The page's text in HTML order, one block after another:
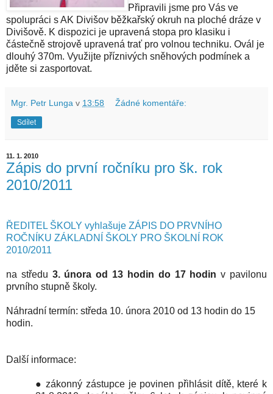
Připravili jsme pro Vás ve
spolupráci s AK Divišov běžkařský okruh na ploché dráze v
Divišově. K dispozici je upravená stopa pro klasiku i
částečně strojově upravená trať pro volnou techniku. Ovál je
dlouhý 370m. Využijte příznivých sněhových podmínek a
jděte si zasportovat.
Mgr. Petr Lunga v 13:58 Žádné komentáře:
Sdílet
11. 1. 2010
Zápis do první ročníku pro šk. rok
2010/2011
ŘEDITEL ŠKOLY vyhlašuje ZÁPIS DO PRVNÍHO
ROČNÍKU ZÁKLADNÍ ŠKOLY PRO ŠKOLNÍ ROK
2010/2011
na středu 3. února od 13 hodin do 17 hodin v pavilonu
prvního stupně školy.
Náhradní termín: středa 10. února 2010 od 13 hodin do 15
hodin.
Další informace:
● zákonný zástupce je povinen přihlásit dítě, které k